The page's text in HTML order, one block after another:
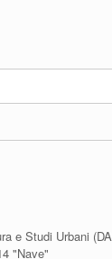
e Studi Urbani
"Nave"